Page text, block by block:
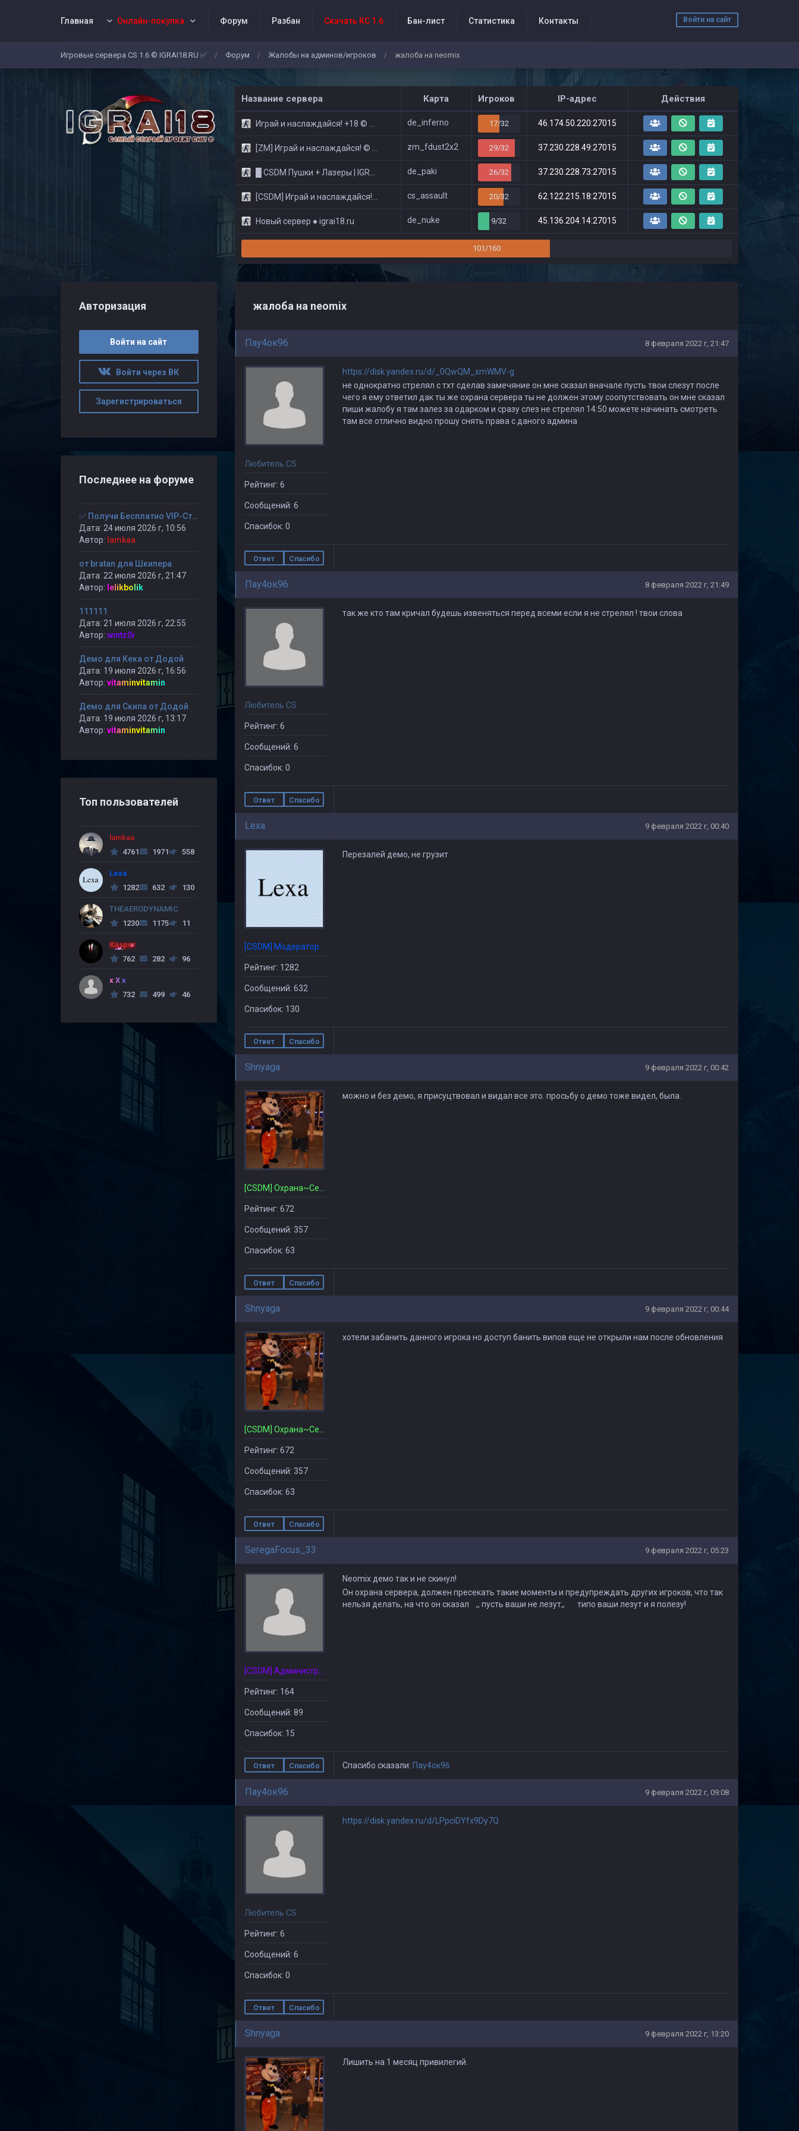
Войти на сайт
Главная Онлайн-покупка Форум Разбан Скачать КС 1.6 Бан-лист Статистика Контакты
Игровые сервера CS 1.6 © IGRAI18.RU ✅ / Форум / Жалобы на админов/игроков / жалоба на neomix
Название сервера Карта Игроков IP-адрес Действия
Играй и наслаждайся! +18 © Public de_inferno 17/32 46.174.50.220:27015
[ZM] Играй и наслаждайся! © Zombie Show zm_fdust2x2 29/32 37.230.228.49:27015
█ CSDM Пушки + Лазеры | IGRAI18.RU ツ █ de_paki 26/32 37.230.228.73:27015
[CSDM] Играй и наслаждайся! © Classic cs_assault 20/32 62.122.215.18:27015
Новый сервер ● igrai18.ru de_nuke 9/32 45.136.204.14:27015
101/160
жалоба на neomix
Пау4ок96 8 февраля 2022 г, 21:47
Любитель CS
Рейтинг: 6
Сообщений: 6
Спасибок: 0
https://disk.yandex.ru/d/_0QwQM_xmWMV-g
не однократно стрелял с тхт сделав замечяние он мне сказал вначале пусть твои слезут после
чего я ему ответил дак ты же охрана сервера ты не должен этому соопутствовать он мне сказал
пиши жалобу я там залез за одарком и сразу слез не стрелял 14:50 можете начинать смотреть
там все отлично видно прошу снять права с даного админа
Ответ Спасибо
Пау4ок96 8 февраля 2022 г, 21:49
Любитель CS
Рейтинг: 6
Сообщений: 6
Спасибок: 0
так же кто там кричал будешь извеняться перед всеми если я не стрелял ! твои слова
Ответ Спасибо
Lexa 9 февраля 2022 г, 00:40
[CSDM] Модератор
Рейтинг: 1282
Сообщений: 632
Спасибок: 130
Перезалей демо, не грузит
Ответ Спасибо
Shnyaga 9 февраля 2022 г, 00:42
Рейтинг: 672
Сообщений: 357
Спасибок: 63
можно и без демо, я присуцтвовал и видал все это. просьбу о демо тоже видел, была.
Ответ Спасибо
Shnyaga 9 февраля 2022 г, 00:44
Рейтинг: 672
Сообщений: 357
Спасибок: 63
хотели забанить данного игрока но доступ банить випов еще не открыли нам после обновления
Ответ Спасибо
SeregaFocus_33 9 февраля 2022 г, 05:23
Рейтинг: 164
Сообщений: 89
Спасибок: 15
Neomix демо так и не скинул!
Он охрана сервера, должен пресекать такие моменты и предупреждать других игроков, что так
нельзя делать, на что он сказал ,, пусть ваши не лезут,, типо ваши лезут и я полезу!
Ответ Спасибо Спасибо сказали: Пау4ок96
Пау4ок96 9 февраля 2022 г, 09:08
Любитель CS
Рейтинг: 6
Сообщений: 6
Спасибок: 0
https://disk.yandex.ru/d/LPpciDYfx9Dy7Q
Ответ Спасибо
Shnyaga 9 февраля 2022 г, 13:20
Лишить на 1 месяц привилегий.
Авторизация
Войти на сайт
Войти через ВК
Зарегистрироваться
Последнее на форуме
Дата: 24 июля 2026 г, 10:56
Автор: lamkaa
от bratan для Шкипера
Дата: 22 июля 2026 г, 21:47
Автор: lelikbolik
111111
Дата: 21 июля 2026 г, 22:55
Автор: wintz0r
Демо для Кека от Додой
Дата: 19 июля 2026 г, 16:56
Автор: vitaminvitamin
Демо для Скипа от Додой
Дата: 19 июля 2026 г, 13:17
Автор: vitaminvitamin
Топ пользователей
lamkaa
4761
1971 558
Lexa
1282
632 130
THEAERODYNAMIC
1230
1175 11
Kasper
762
282 96
x X x
732
499 46